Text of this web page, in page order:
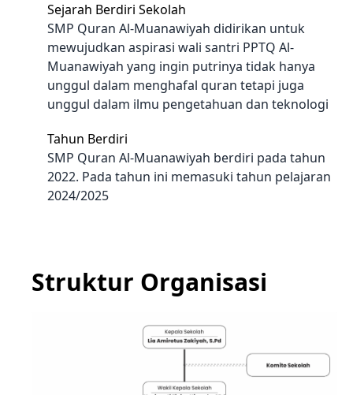
Sejarah Berdiri Sekolah
SMP Quran Al-Muanawiyah didirikan untuk
mewujudkan aspirasi wali santri PPTQ Al-
Muanawiyah yang ingin putrinya tidak hanya
unggul dalam menghafal quran tetapi juga
unggul dalam ilmu pengetahuan dan teknologi
Tahun Berdiri
SMP Quran Al-Muanawiyah berdiri pada tahun
2022. Pada tahun ini memasuki tahun pelajaran
2024/2025
Struktur Organisasi